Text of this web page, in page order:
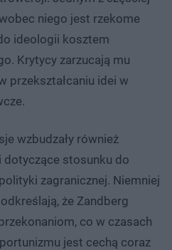
niego jest rzekome
ideologii kosztem
Krytycy zarzucają mu
przekształcaniu idei w
wzbudzały również
stosunku do
zagranicznej. Niemniej
że Zandberg
co w czasach
jest cechą coraz